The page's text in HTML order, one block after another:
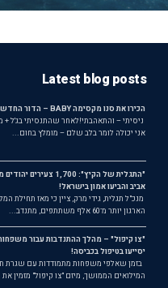
Latest blog posts
הכירו את סנו מקסימה BABY – הדור החדש של הכביסה המבושמת!
אני יכולה לומר בלב שלם – מומלץ בחום...
"התגלית של הקיץ":
אביב והביעו אמון בישראל!
מנכ"ל תגלית, גידי מרק, ציין כי מאז תחילת
הארגון יותר מ־60 אלף משתתפים, מתנדב...
"צו קיפול" – מהלך ההתנדבות עבור
יסייעו בטיפול בכביסה!
בזמן שאלפי משפחות מתמודדות עם שגרת
המילואים הממושך, מיזם "צו קיפול" מזמין